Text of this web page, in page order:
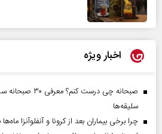
اخبار ویژه
صبحانه چی درست
سلیقه‌ها
چرا برخی بیماران بعد از کرونا و آنفلوآنزا